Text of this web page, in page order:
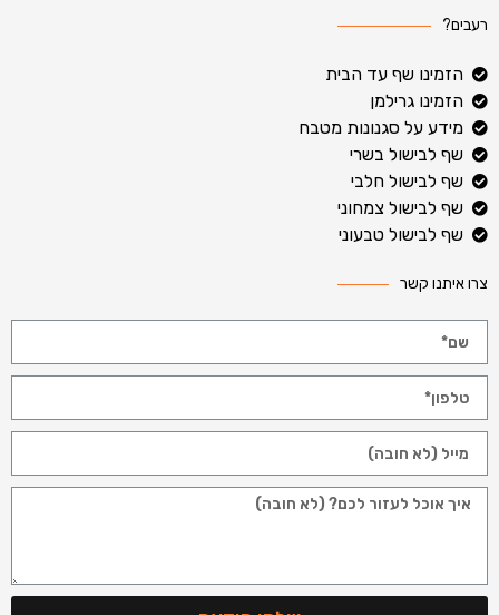
רעבים?
הזמינו שף עד הבית
הזמינו גרילמן
מידע על סגנונות מטבח
שף לבישול בשרי
שף לבישול חלבי
שף לבישול צמחוני
שף לבישול טבעוני
צרו איתנו קשר